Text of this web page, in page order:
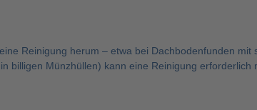
Reinigung herum – etwa bei Dachbodenfunden mit
billigen Münzhüllen) kann eine Reinigung erforderlich